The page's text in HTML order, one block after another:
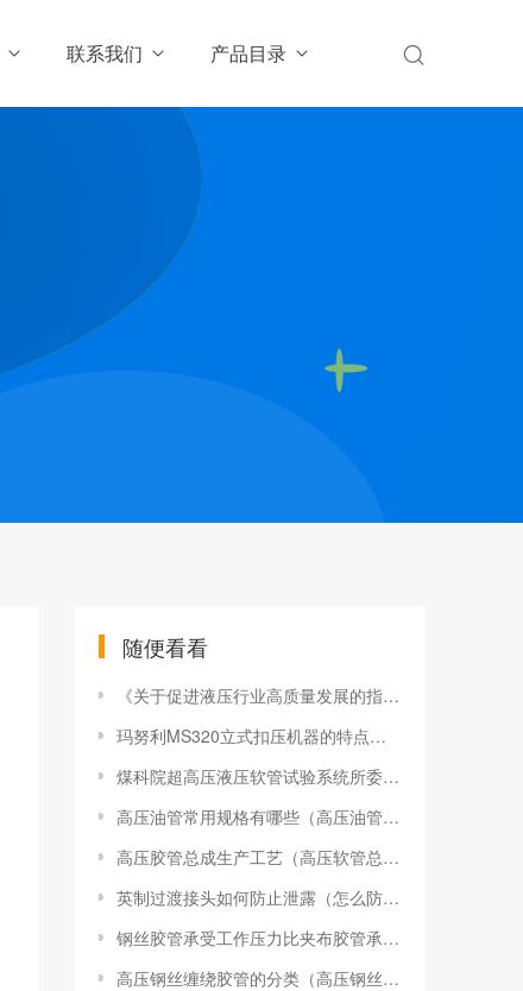
联系我们 产品目录
随便看看
《关于促进液压行业高质量发展的指导意见》的主要内容有哪些？
玛努利MS320立式扣压机器的特点（玛努利320扣压机最大扣压力是多少）
煤科院超高压液压软管试验系统所委托的100MPa液压软管安全性能验证完成
高压油管常用规格有哪些（高压油管常用规格有哪些型号）
高压胶管总成生产工艺（高压软管总成污染及漏油危害）
英制过渡接头如何防止泄露（怎么防止液压接头在接头处的泄漏）
钢丝胶管承受工作压力比夹布胶管承受压力大
高压钢丝缠绕胶管的分类（高压钢丝缠绕胶管的连接形式和锥形密封注意事项）